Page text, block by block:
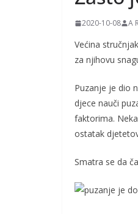
2020-10-08 A
Većina
za njihovu
Puzanje je dio
djece nauči
faktorima.
ostatak
Smatra se da